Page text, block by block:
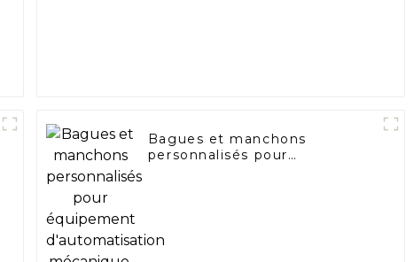
Bagues et manchons
personnalisés pour